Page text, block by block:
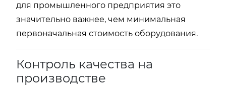
для промышленного предприятия это
значительно важнее, чем минимальная
первоначальная стоимость оборудования.
Контроль качества на
производстве